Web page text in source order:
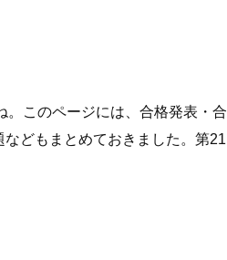
このページには、合格発表・合
どもまとめておきました。第21